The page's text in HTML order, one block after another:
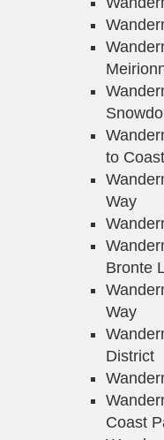
to Coast
Way
Bronte
Way
District
Coast